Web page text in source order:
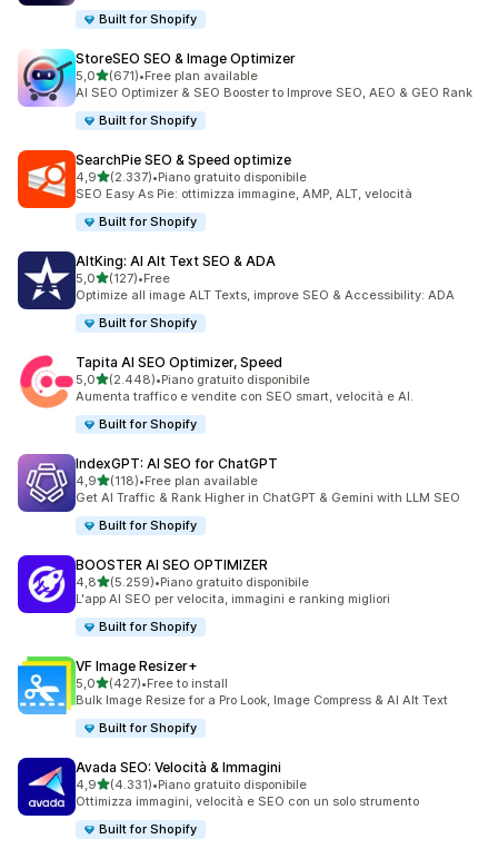
Built for Shopify
StoreSEO SEO & Image Optimizer
5,0stelle su 5
(671)
671 recensioni totali
•Free plan available
AI SEO Optimizer & SEO Booster to Improve SEO, AEO & GEO Rank
Built for Shopify
SearchPie SEO & Speed optimize
4,9stelle su 5
(2.337)
2337 recensioni totali
•Piano gratuito disponibile
SEO Easy As Pie: ottimizza immagine, AMP, ALT, velocità
Built for Shopify
AltKing: AI Alt Text SEO & ADA
5,0stelle su 5
(127)
127 recensioni totali
•Free
Optimize all image ALT Texts, improve SEO & Accessibility: ADA
Built for Shopify
Tapita AI SEO Optimizer, Speed
5,0stelle su 5
(2.448)
2448 recensioni totali
•Piano gratuito disponibile
Aumenta traffico e vendite con SEO smart, velocità e AI.
Built for Shopify
IndexGPT: AI SEO for ChatGPT
4,9stelle su 5
(118)
118 recensioni totali
•Free plan available
Get AI Traffic & Rank Higher in ChatGPT & Gemini with LLM SEO
Built for Shopify
BOOSTER AI SEO OPTIMIZER
4,8stelle su 5
(5.259)
5259 recensioni totali
•Piano gratuito disponibile
L'app AI SEO per velocita, immagini e ranking migliori
Built for Shopify
VF Image Resizer+
5,0stelle su 5
(427)
427 recensioni totali
•Free to install
Bulk Image Resize for a Pro Look, Image Compress & AI Alt Text
Built for Shopify
Avada SEO: Velocità & Immagini
4,9stelle su 5
(4.331)
4331 recensioni totali
•Piano gratuito disponibile
Ottimizza immagini, velocità e SEO con un solo strumento
Built for Shopify